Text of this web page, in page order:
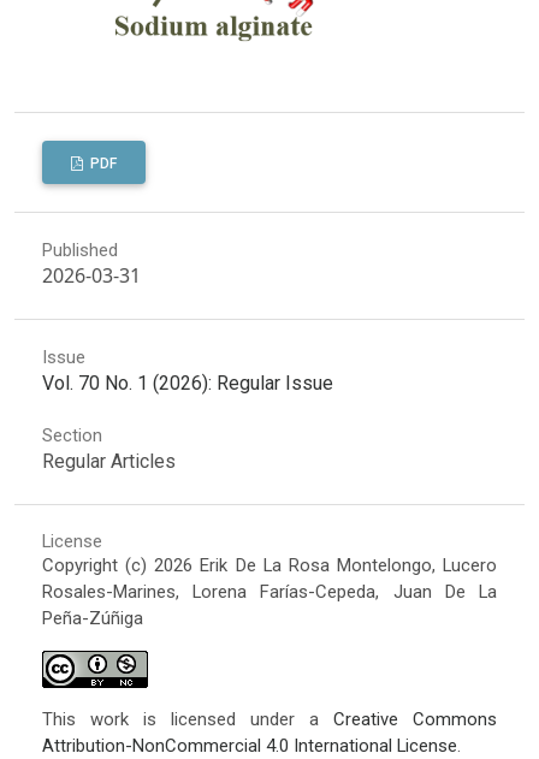
PDF
Published
2026-03-31
Issue
Vol. 70 No. 1 (2026): Regular Issue
Section
Regular Articles
License
Copyright (c) 2026 Erik De La Rosa Montelongo, Lucero
Rosales-Marines, Lorena Farías-Cepeda, Juan De La
Peña-Zúñiga
This work is licensed under aCreative Commons
Attribution-NonCommercial 4.0 International License.